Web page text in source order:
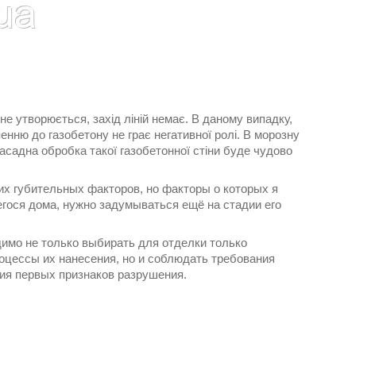
утворюється, захід ліній немає. В даному випадку,
до газобетону не грає негативної ролі. В морозну
обробка такої газобетонної стіни буде чудово
губительных факторов, но факторы о которых я
дома, нужно задумываться ещё на стадии его
не только выбирать для отделки только
их нанесения, но и соблюдать требования
первых признаков разрушения.